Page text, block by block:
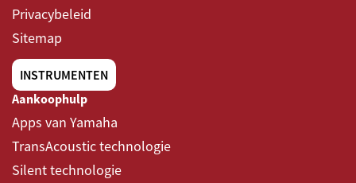
Pijporgelbeleving
Privacybeleid
Sitemap
INSTRUMENTEN
Aankoophulp
Apps van Yamaha
TransAcoustic technologie
Silent technologie